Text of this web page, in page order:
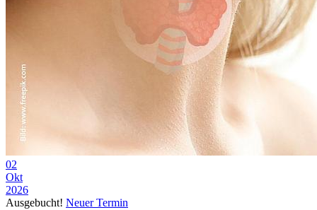
02
Okt
2026
Ausgebucht! Neuer Termin